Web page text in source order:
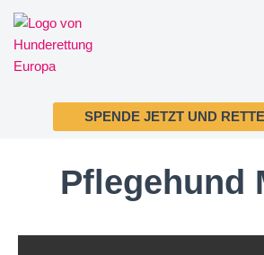
Zum
Inhalt
SPENDE JETZT UND
Pflegehund